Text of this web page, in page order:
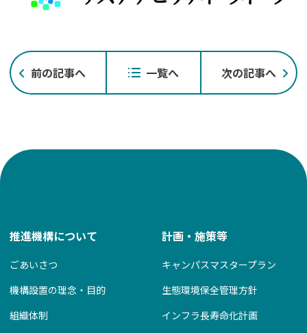
稿
ナ
前の記事へ 一覧へ 次の記事へ
推進機構について
ごあいさつ
機構設置の理念・目的
組織体制
計画・施策等
キャンパスマスタープラン
生態環境保全管理方針
インフラ長寿命化計画